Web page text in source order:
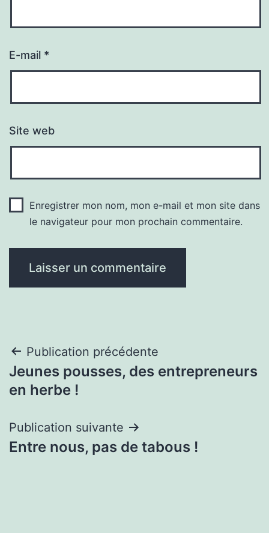
E-mail *
Site web
Enregistrer mon nom, mon e-mail et mon site dans
le navigateur pour mon prochain commentaire.
Navigation
de
Publication précédente
Jeunes pousses, des entrepreneurs
en herbe !
Publication suivante
Entre nous, pas de tabous !